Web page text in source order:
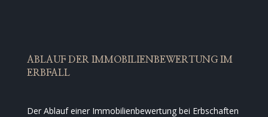
ABLAUF DER IMMOBILIENBEWERTUNG IM
ERBFALL
Der Ablauf einer Immobilienbewertung bei Erbschaften